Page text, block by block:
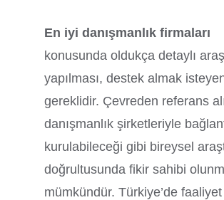
En iyi danışmanlık firmaları
konusunda oldukça detaylı
yapılması, destek almak
gereklidir. Çevreden referans
danışmanlık şirketleriyle
kurulabileceği gibi bireysel
doğrultusunda fikir sahibi
mümkündür. Türkiye’de faaliyet